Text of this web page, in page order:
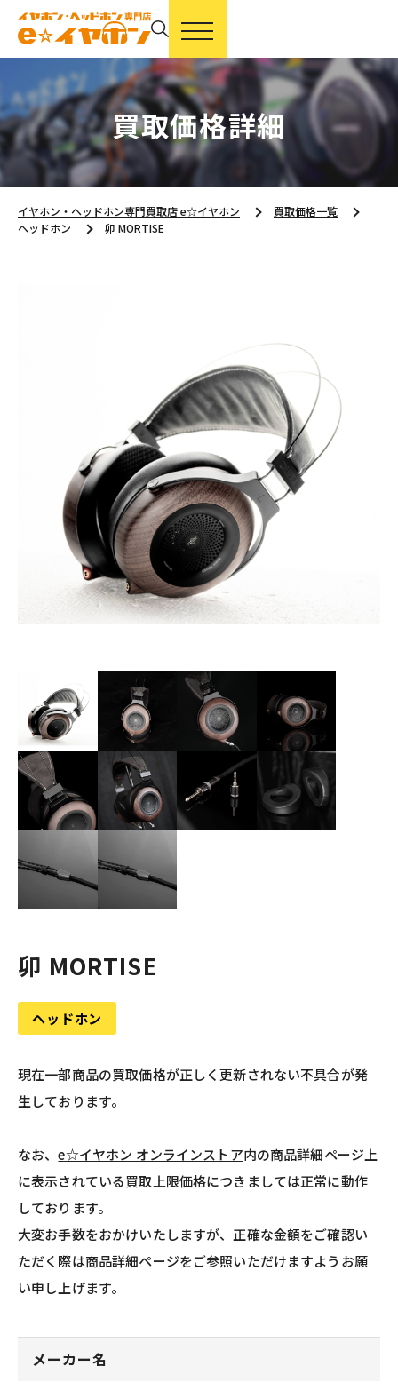
買取価格詳細
イヤホン・ヘッドホン専門買取店 e☆イヤホン
買取価格一覧
ヘッドホン
卯 MORTISE
卯 MORTISE
ヘッドホン
現在一部商品の買取価格が正しく更新されない不具合が発
生しております。
なお、e☆イヤホン オンラインストア内の商品詳細ページ上
に表示されている買取上限価格につきましては正常に動作
しております。
大変お手数をおかけいたしますが、正確な金額をご確認い
ただく際は商品詳細ページをご参照いただけますようお願
い申し上げます。
メーカー名